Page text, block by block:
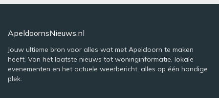
ApeldoornsNieuws.nl
Jouw ultieme bron voor alles wat met Apeldoorn te maken
heeft. Van het laatste nieuws tot woninginformatie, lokale
evenementen en het actuele weerbericht, alles op één handige
plek.